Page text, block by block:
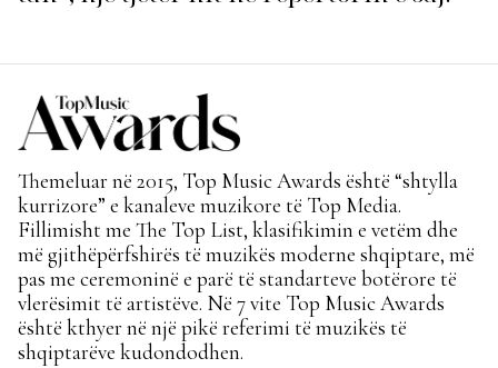
Themeluar në 2015, Top Music Awards është “shtylla
kurrizore” e kanaleve muzikore të Top Media.
Fillimisht me The Top List, klasifikimin e vetëm dhe
më gjithëpërfshirës të muzikës moderne shqiptare, më
pas me ceremoninë e parë të standarteve botërore të
vlerësimit të artistëve. Në 7 vite Top Music Awards
është kthyer në një pikë referimi të muzikës të
shqiptarëve kudondodhen.